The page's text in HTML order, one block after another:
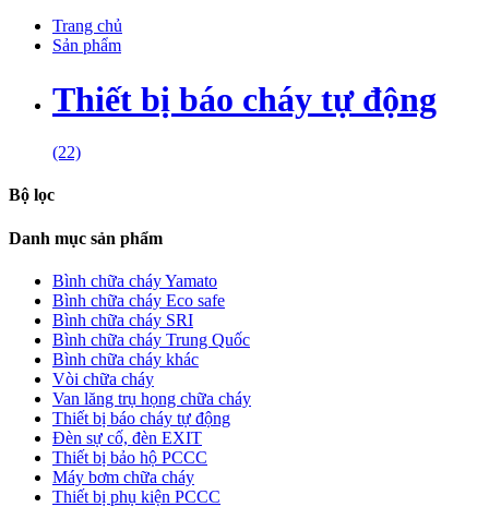
Trang chủ
Sản phẩm
Thiết bị báo cháy tự động
(22)
Bộ lọc
Danh mục sản phẩm
Bình chữa cháy Yamato
Bình chữa cháy Eco safe
Bình chữa cháy SRI
Bình chữa cháy Trung Quốc
Bình chữa cháy khác
Vòi chữa cháy
Van lăng trụ họng chữa cháy
Thiết bị báo cháy tự động
Đèn sự cố, đèn EXIT
Thiết bị bảo hộ PCCC
Máy bơm chữa cháy
Thiết bị phụ kiện PCCC